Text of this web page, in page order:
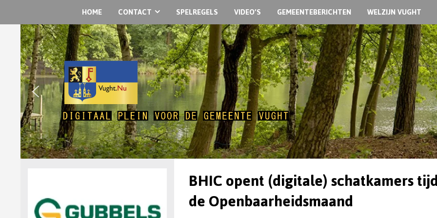
HOME CONTACT SPELREGELS VIDEO’S GEMEENTEBERICHTEN WELZIJN VUGHT
BHIC opent (digitale) schatkamers
de Openbaarheidsmaand